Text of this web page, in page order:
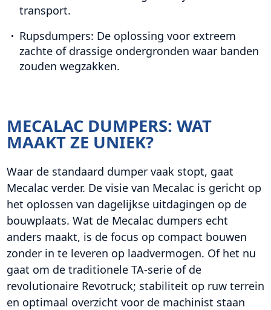
transport.
Rupsdumpers: De oplossing voor extreem
zachte of drassige ondergronden waar banden
zouden wegzakken.
MECALAC DUMPERS: WAT
MAAKT ZE UNIEK?
Waar de standaard dumper vaak stopt, gaat
Mecalac verder. De visie van Mecalac is gericht op
het oplossen van dagelijkse uitdagingen op de
bouwplaats. Wat de Mecalac dumpers echt
anders maakt, is de focus op compact bouwen
zonder in te leveren op laadvermogen. Of het nu
gaat om de traditionele TA-serie of de
revolutionaire Revotruck; stabiliteit op ruw terrein
en optimaal overzicht voor de machinist staan